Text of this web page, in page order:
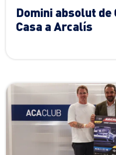
Domini absolut de
Casa a Arcalís